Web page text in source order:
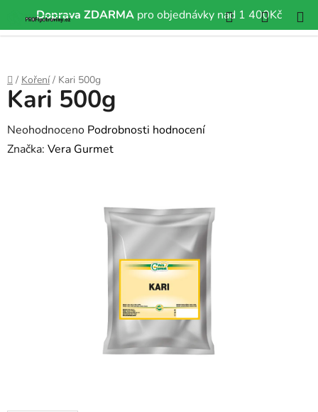
Doprava ZDARMA pro objednávky nad 1 400Kč
Přejít
Hledat
KOŠÍK
Domů
/ Koření / Kari 500g
Kari 500g
Průměrné
hodnocení
Neohodnoceno Podrobnosti hodnocení
Značka: Vera Gurmet